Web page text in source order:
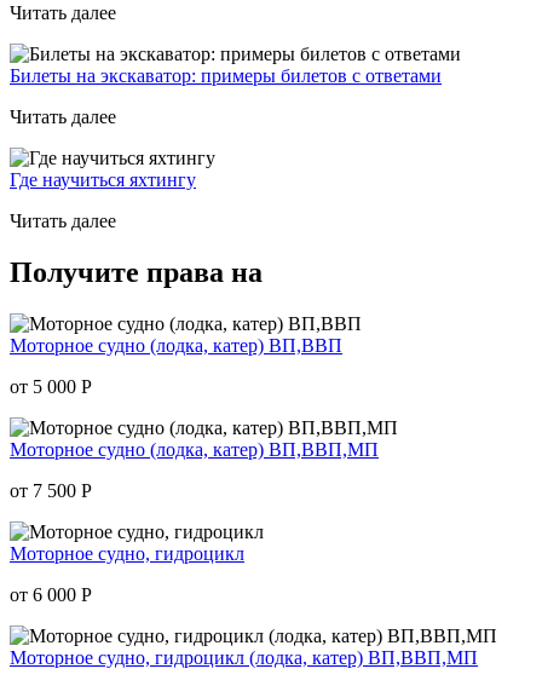
Читать далее
Билеты на экскаватор: примеры билетов с ответами
Читать далее
Где научиться яхтингу
Читать далее
Получите права на
Моторное судно (лодка, катер) ВП,ВВП
от 5 000 Р
Моторное судно (лодка, катер) ВП,ВВП,МП
от 7 500 Р
Моторное судно, гидроцикл
от 6 000 Р
Моторное судно, гидроцикл (лодка, катер) ВП,ВВП,МП